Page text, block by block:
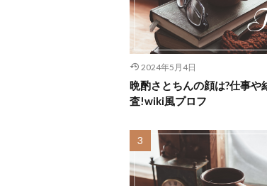
2024年5月4日
晩酌さとちんの顔は?仕事や
査!wiki風プロフ